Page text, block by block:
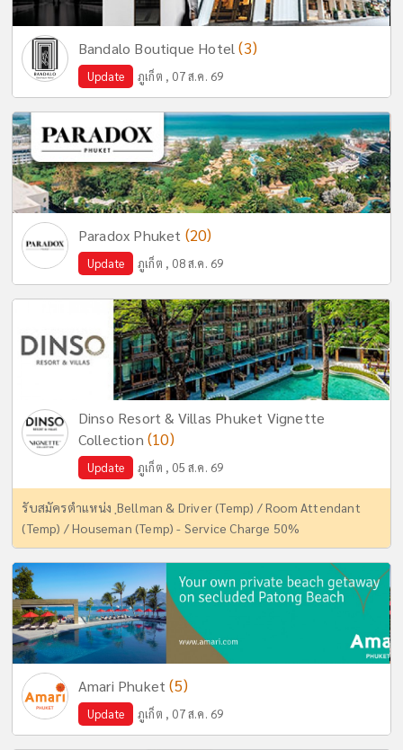
Bandalo Boutique Hotel(3)
Update ภูเก็ต , 07 ส.ค. 69
Paradox Phuket (20)
Update ภูเก็ต , 08 ส.ค. 69
Dinso Resort & Villas Phuket Vignette
Collection (10)
Update ภูเก็ต , 05 ส.ค. 69
รับสมัครตำแหน่ง ฺBellman & Driver (Temp) / Room Attendant
(Temp) / Houseman (Temp) - Service Charge 50%
Amari Phuket(5)
Update ภูเก็ต , 07 ส.ค. 69